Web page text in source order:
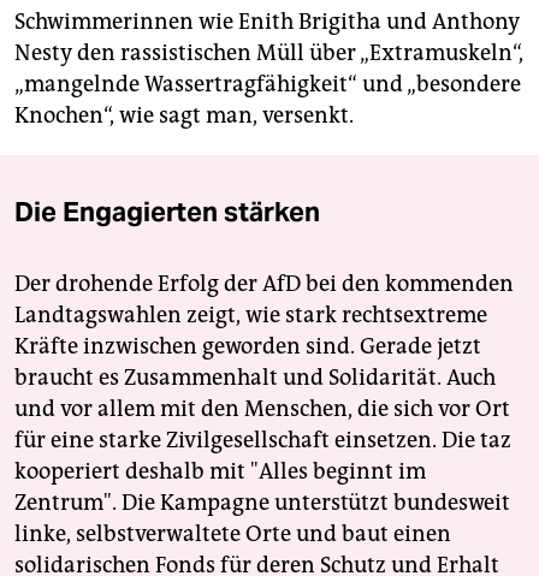
Schwimmerinnen wie Enith Brigitha und Anthony
Nesty den rassistischen Müll über „Extramuskeln“,
„mangelnde Wassertragfähigkeit“ und „besondere
Knochen“, wie sagt man, versenkt.
Die Engagierten stärken
Der drohende Erfolg der AfD bei den kommenden
Landtagswahlen zeigt, wie stark rechtsextreme
Kräfte inzwischen geworden sind. Gerade jetzt
braucht es Zusammenhalt und Solidarität. Auch
und vor allem mit den Menschen, die sich vor Ort
für eine starke Zivilgesellschaft einsetzen. Die taz
kooperiert deshalb mit "Alles beginnt im
Zentrum". Die Kampagne unterstützt bundesweit
linke, selbstverwaltete Orte und baut einen
solidarischen Fonds für deren Schutz und Erhalt